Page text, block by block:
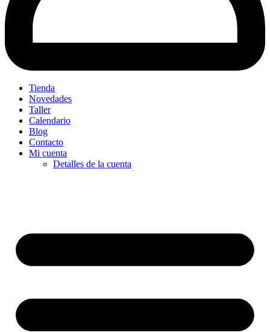
Tienda
Novedades
Taller
Calendario
Blog
Contacto
Mi cuenta
Detalles de la cuenta